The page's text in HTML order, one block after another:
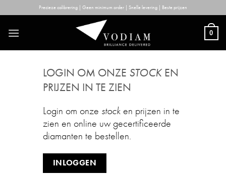
to
content
Precieze calibrering | Geen minimum order | Snelle levering | Beste prijzen
0
LOGIN OM ONZE STOCKEN
PRIJZEN IN TE ZIEN
Login om onze stock en prijzen in te
zien en online uw gecertificeerde
diamanten te bestellen.
INLOGGEN